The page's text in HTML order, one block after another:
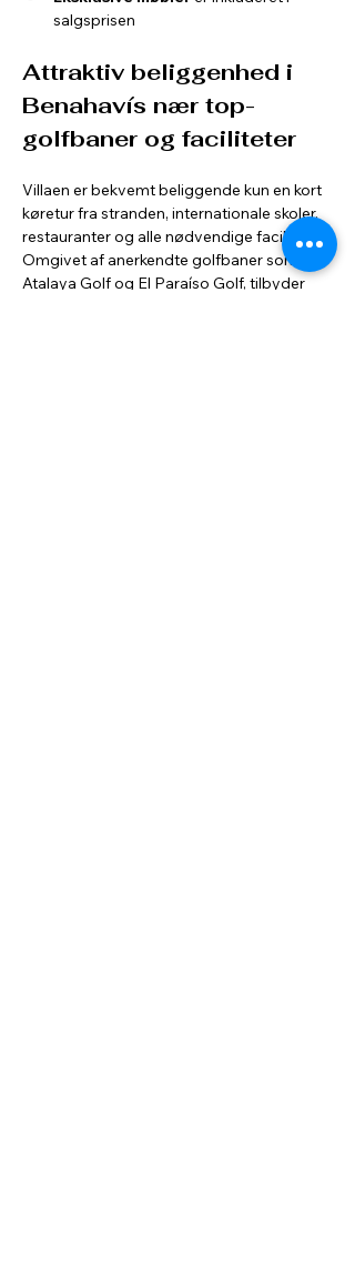
salgsprisen
Attraktiv beliggenhed i
Benahavís nær top-
golfbaner og faciliteter
Villaen er bekvemt beliggende kun en kort
køretur fra stranden, internationale skoler,
restauranter og alle nødvendige faciliteter.
Omgivet af anerkendte golfbaner som
Atalaya Golf og El Paraíso Golf, tilbyder